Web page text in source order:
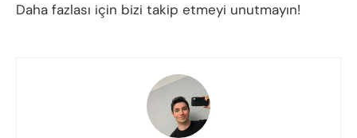
Daha fazlası için bizi takip etmeyi unutmayın!